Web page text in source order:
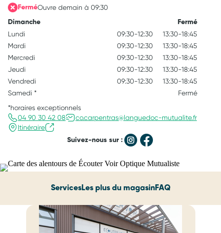
FerméOuvre demain à 09:30
Dimanche Fermé
Lundi 09:30-12:30
13:30-18:45
Mardi
09:30-12:30
13:30-18:45
Mercredi
09:30-12:30
13:30-18:45
Jeudi
09:30-12:30
13:30-18:45
Vendredi
09:30-12:30
13:30-18:45
Samedi *
Fermé
*horaires exceptionnels
04 90 30 42 08
co.carpentras@languedoc-mutualite.fr
Itinéraire
Suivez-nous sur :
ServicesLes plus du magasinFAQ